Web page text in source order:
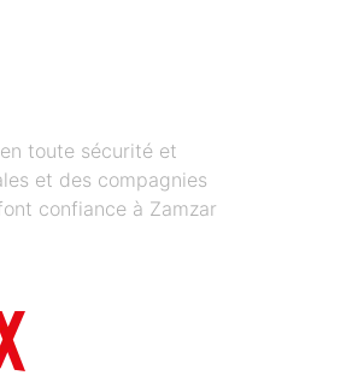
toute sécurité et
et des compagnies
confiance à Zamzar